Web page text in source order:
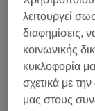
Προσωπικό
Φιλτράρισμα
λειτουργεί
διαφημίσεις,
κοινωνικής
κυκλοφορία
σχετικά με
μας στους